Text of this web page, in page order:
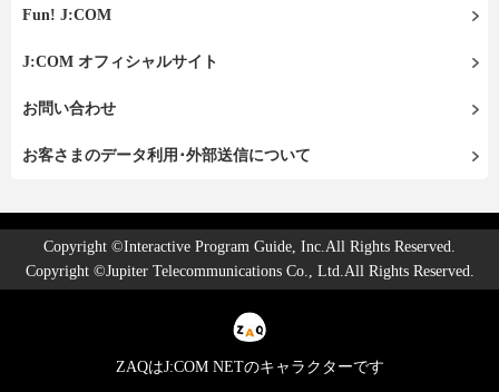
Fun! J:COM
J:COM オフィシャルサイト
お問い合わせ
お客さまのデータ利用･外部送信について
Copyright ©Interactive Program Guide, Inc.All Rights Reserved.
Copyright ©Jupiter Telecommunications Co., Ltd.All Rights Reserved.
ZAQはJ:COM NETのキャラクターです